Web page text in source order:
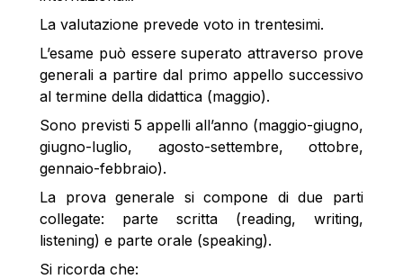
La valutazione prevede voto in trentesimi.
L’esame può essere superato attraverso prove
generali a partire dal primo appello successivo
al termine della didattica (maggio).
Sono previsti 5 appelli all’anno (maggio-giugno,
giugno-luglio, agosto-settembre, ottobre,
gennaio-febbraio).
La prova generale si compone di due parti
collegate: parte scritta (reading, writing,
listening) e parte orale (speaking).
Si ricorda che: